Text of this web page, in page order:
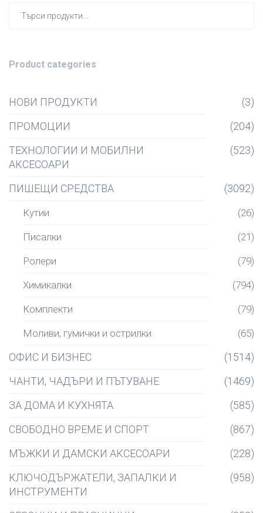
Product categories
НОВИ ПРОДУКТИ
(3)
ПРОМОЦИИ
(204)
ТЕХНОЛОГИИ И МОБИЛНИ
АКСЕСОАРИ
(523)
ПИШЕЩИ СРЕДСТВА (3092)
Кутии (26)
Писалки (21)
Ролери (79)
Химикалки (794)
Комплекти (79)
Моливи, гумички и острилки (65)
ОФИС И БИЗНЕС
(1514)
ЧАНТИ, ЧАДЪРИ И ПЪТУВАНЕ
(1469)
ЗА ДОМА И КУХНЯТА
(585)
СВОБОДНО ВРЕМЕ И СПОРТ
(867)
МЪЖКИ И ДАМСКИ АКСЕСОАРИ
(228)
КЛЮЧОДЪРЖАТЕЛИ, ЗАПАЛКИ И
ИНСТРУМЕНТИ
(958)